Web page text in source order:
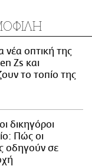
νέα οπτική της
Zs και
το τοπίο της
δικηγόροι
Πώς οι
οδηγούν σε